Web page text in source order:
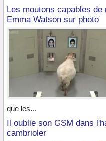
Les moutons capables
Emma Watson sur photo
que les...
Il oublie son GSM dans
cambrioler